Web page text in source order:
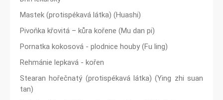
Mastek (protispékavá látka) (Huashi)
Pivoňka křovitá – kůra kořene (Mu dan pi)
Pornatka kokosová - plodnice houby (Fu ling)
Rehmánie lepkavá - kořen
Stearan hořečnatý (protispékavá látka) (Ying zhi suan
tan)